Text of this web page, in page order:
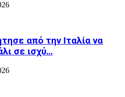
από την Ιταλία να
σε ισχύ…